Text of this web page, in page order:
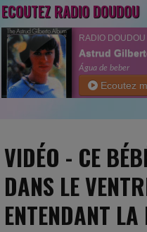
ECOUTEZ RADIO DOUDOU
RADIO DOUDOU
Astrud
Água de beber
Ecoutez
VIDÉO - CE
DANS LE
ENTENDANT